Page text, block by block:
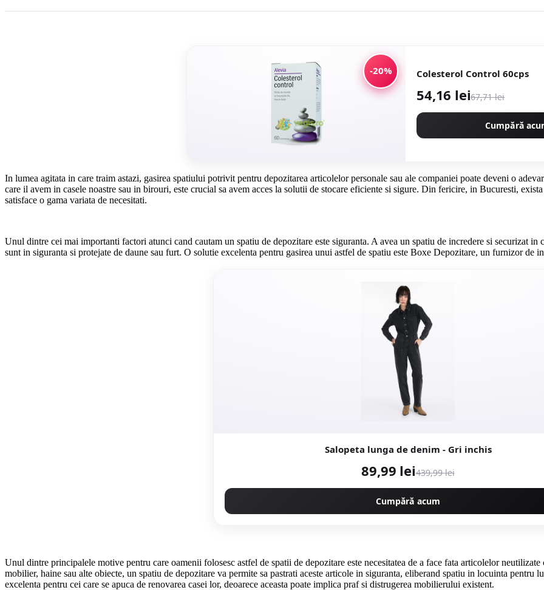
-20% Colesterol Control 60cps
54,16 lei67,71 lei
Cumpără
In lumea agitata in care traim astazi, gasirea spatiului potrivit pentru depozitarea articolelor personale sau ale companiei poate deveni o
care il avem in casele noastre sau in birouri, este crucial sa avem acces la solutii de stocare eficiente si sigure. Din fericire, in Bucuresti,
satisface o gama variata de necesitati.
Unul dintre cei mai importanti factori atunci cand cautam un spatiu de depozitare este siguranta. A avea un spatiu de incredere si securizat in
sunt in siguranta si protejate de daune sau furt. O solutie excelenta pentru gasirea unui astfel de spatiu este Boxe Depozitare, un furnizor de
Salopeta lunga de denim - Gri inchis
89,99 lei439,99 lei
Cumpără acum
Unul dintre principalele motive pentru care oamenii folosesc astfel de spatii de depozitare este necesitatea de a face fata articolelor
mobilier, haine sau alte obiecte, un spatiu de depozitare va permite sa pastrati aceste articole in siguranta, eliberand spatiu in locuinta pentru
excelenta pentru cei care se apuca de renovarea casei lor, deoarece aceasta poate implica praf si distrugerea mobilierului existent.